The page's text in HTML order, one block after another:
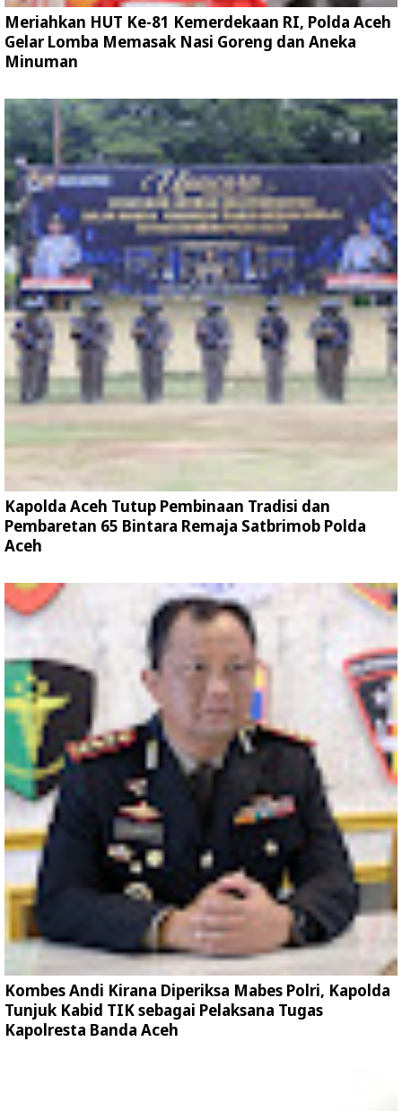
Meriahkan HUT Ke-81 Kemerdekaan RI, Polda Aceh
Gelar Lomba Memasak Nasi Goreng dan Aneka
Minuman
Kapolda Aceh Tutup Pembinaan Tradisi dan
Pembaretan 65 Bintara Remaja Satbrimob Polda
Aceh
Kombes Andi Kirana Diperiksa Mabes Polri, Kapolda
Tunjuk Kabid TIK sebagai Pelaksana Tugas
Kapolresta Banda Aceh